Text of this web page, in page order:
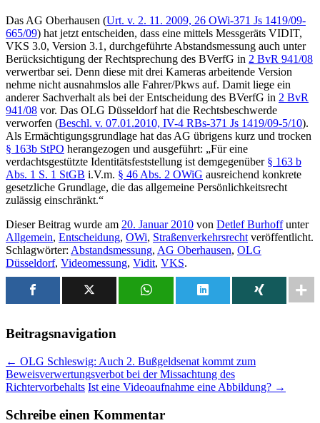
Das AG Oberhausen (Urt. v. 2. 11. 2009, 26 OWi-371 Js 1419/09-
665/09) hat jetzt entscheiden, dass eine mittels Messgeräts VIDIT,
VKS 3.0, Version 3.1, durchgeführte Abstandsmessung auch unter
Berücksichtigung der Rechtsprechung des BVerfG in 2 BvR 941/08
verwertbar sei. Denn diese mit drei Kameras arbeitende Version
nehme nicht ausnahmslos alle Fahrer/Pkws auf. Damit liege ein
anderer Sachverhalt als bei der Entscheidung des BVerfG in 2 BvR
941/08 vor. Das OLG Düsseldorf hat die Rechtsbeschwerde
verworfen (Beschl. v. 07.01.2010, IV-4 RBs-371 Js 1419/09-5/10).
Als Ermächtigungsgrundlage hat das AG übrigens kurz und trocken
§ 163b StPO herangezogen und ausgeführt: „Für eine
verdachtsgestützte Identitätsfeststellung ist demgegenüber § 163 b
Abs. 1 S. 1 StGB i.V.m. § 46 Abs. 2 OWiG ausreichend konkrete
gesetzliche Grundlage, die das allgemeine Persönlichkeitsrecht
zulässig einschränkt.“
Dieser Beitrag wurde am 20. Januar 2010 von Detlef Burhoffunter
Allgemein, Entscheidung, OWi, Straßenverkehrsrecht veröffentlicht.
Schlagwörter: Abstandsmessung, AG Oberhausen, OLG
Düsseldorf, Videomessung, Vidit, VKS.
Beitragsnavigation
← OLG Schleswig: Auch 2. Bußgeldsenat kommt zum
Beweisverwertungsverbot bei der Missachtung des
Richtervorbehalts Ist eine Videoaufnahme eine Abbildung? →
Schreibe einen Kommentar